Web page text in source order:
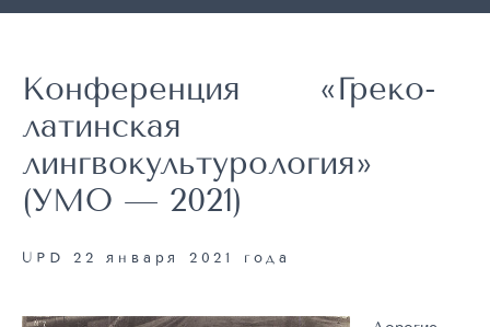
Конференция «Греко-
латинская
лингвокультурология»
(УМО — 2021)
UPD 22 января 2021 года